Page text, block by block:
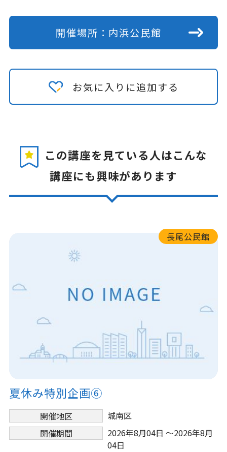
開催場所：内浜公民館
お気に入りに追加する
この講座を見ている人はこんな
講座にも興味があります
長尾公民館
夏休み特別企画➅
開催地区
城南区
開催期間
2026年8月04日 ～2026年8月
04日